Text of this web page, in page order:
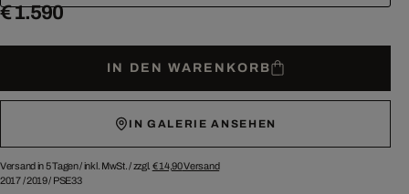
€ 1.590
IN DEN WARENKORB
IN GALERIE ANSEHEN
Versand in 5 Tagen /inkl. MwSt. / zzgl. € 14,90Versand
2017/2019/ PSE33